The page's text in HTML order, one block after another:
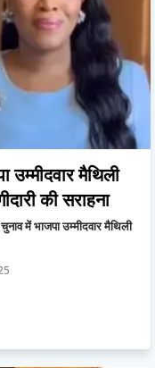
उम्मीदवार मैथिली
की सराहना
में भाजपा उम्मीदवार मैथिली